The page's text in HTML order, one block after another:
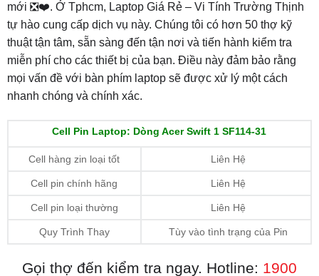
mới ❎❤️. Ở Tphcm, Laptop Giá Rẻ – Vi Tính Trường Thịnh
tự hào cung cấp dịch vụ này. Chúng tôi có hơn 50 thợ kỹ
thuật tận tâm, sẵn sàng đến tận nơi và tiến hành kiểm tra
miễn phí cho các thiết bị của bạn. Điều này đảm bảo rằng
mọi vấn đề với bàn phím laptop sẽ được xử lý một cách
nhanh chóng và chính xác.
Cell Pin Laptop: Dòng Acer Swift 1 SF114-31
Cell hàng zin loại tốt Liên Hệ
Cell pin chính hãng Liên Hệ
Cell pin loại thường Liên Hệ
Quy Trình Thay Tùy vào tình trạng của Pin
Gọi thợ đến kiểm tra ngay. Hotline: 1900